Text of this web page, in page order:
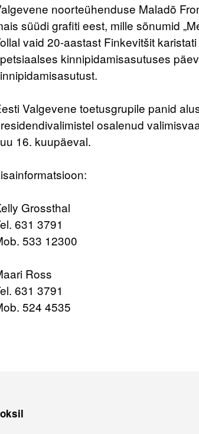
noorteühenduse Maladõ
süüdi grafiti eest, mille sõnumid
vaid 20-aastast Finkevitšit
kinnipidamisasutuses
Valgevene toetusgrupile panid
osalenud
16. kuupäeval.
Grossthal
631 3791
533 12300
Ross
631 3791
524 4535